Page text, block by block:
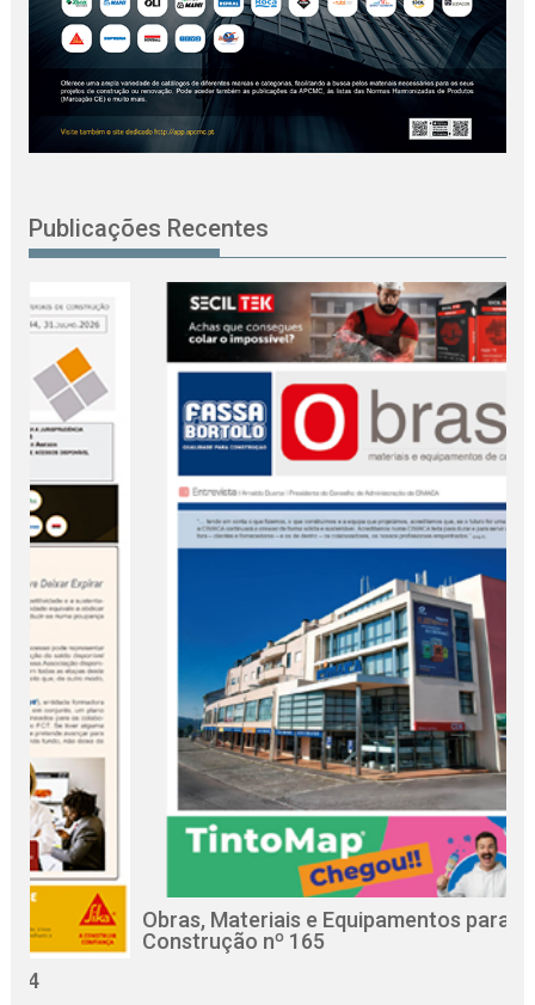
Publicações Recentes
Obras, Materiais e Equipamentos para a
Construção nº 165